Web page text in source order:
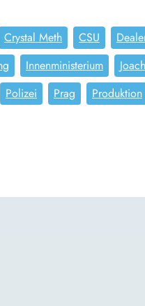
Crystal Meth CSU
Innenministerium
Polizei Prag Produktion